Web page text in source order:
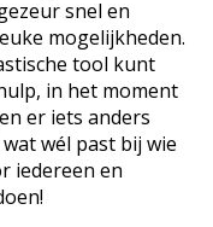
snel en
mogelijkheden.
tool kunt
in het moment
er iets anders
wél past bij wie
iedereen en